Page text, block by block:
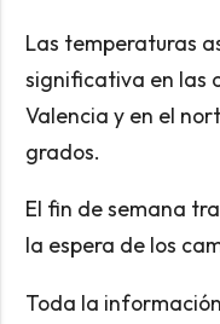
Las temperaturas
significativa en las
Valencia y en el
grados.
El fin de semana
la espera de los
Toda la